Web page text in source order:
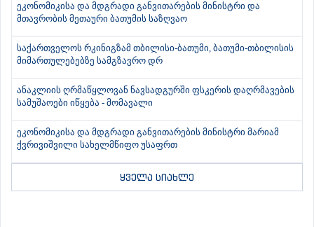
ეკონომიკისა და მდგრადი განვითარების მინისტრი და
მთავრობის მეთაური ბათუმის საზღვაო
საქართველოს რკინიგზამ თბილისი-ბათუმი, ბათუმი-თბილისის
მიმართულებებზე სამგზავრო დრ
ანაკლიის ღრმაწყლოვან ნავსადგურში ფსკერის დაღრმავების
სამუშაოები იწყება - მომავალი
ეკონომიკისა და მდგრადი განვითარების მინისტრი მარიამ
ქვრივიშვილი სახელმწიფო უსაფრთ
ყველა სიახლე